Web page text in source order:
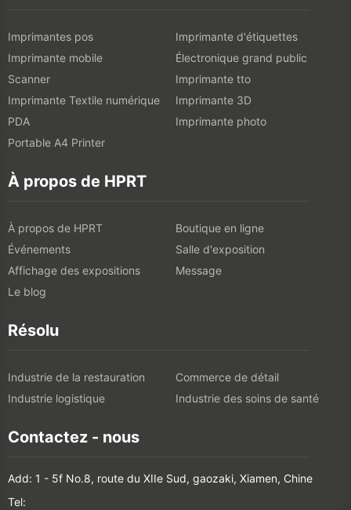
Imprimantes pos
Imprimante d'étiquettes
Imprimante mobile
Électronique grand public
Scanner
Imprimante tto
Imprimante Textile numérique
Imprimante 3D
PDA
Imprimante photo
Portable A4 Printer
À propos de HPRT
À propos de HPRT
Boutique en ligne
Événements
Salle d'exposition
Affichage des expositions
Message
Le blog
Résolu
Industrie de la restauration
Commerce de détail
Industrie logistique
Industrie des soins de santé
Contactez - nous
Add: 1 - 5f No.8, route du XIIe Sud, gaozaki, Xiamen, Chine
Tel: